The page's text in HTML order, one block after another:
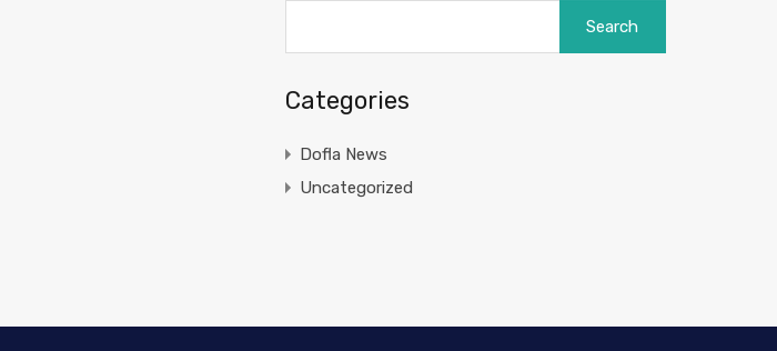
Categories
Dofla News
Uncategorized